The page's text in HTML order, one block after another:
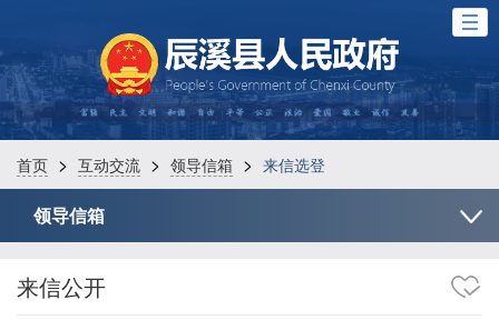
首页 > 互动交流 > 领导信箱 > 来信选登
领导信箱
来信公开